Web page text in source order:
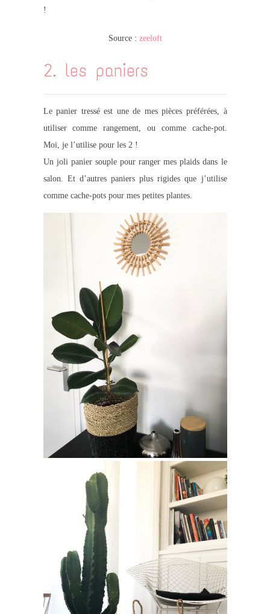
!
Source : zeeloft
2. les paniers
Le panier tressé est une de mes pièces préférées, à
utiliser comme rangement, ou comme cache-pot.
Moi, je l’utilise pour les 2 !
Un joli panier souple pour ranger mes plaids dans le
salon. Et d’autres paniers plus rigides que j’utilise
comme cache-pots pour mes petites plantes.